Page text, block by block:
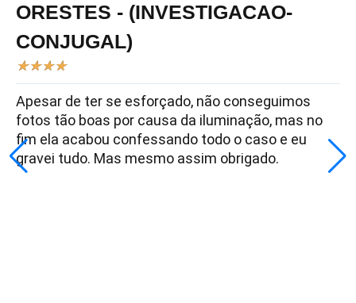
ORESTES - (INVESTIGACAO-
CONJUGAL)
★★★★
Apesar de ter se esforçado, não conseguimos
fotos tão boas por causa da iluminação, mas no
fim ela acabou confessando todo o caso e eu
gravei tudo. Mas mesmo assim obrigado.